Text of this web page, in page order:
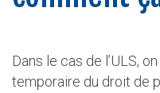
Dans le cas de l’ULS,
temporaire du droit de